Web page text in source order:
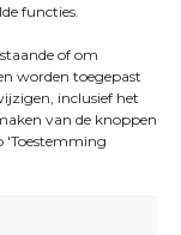
functies.
of om
worden toegepast
inclusief het
van de knoppen
'Toestemming